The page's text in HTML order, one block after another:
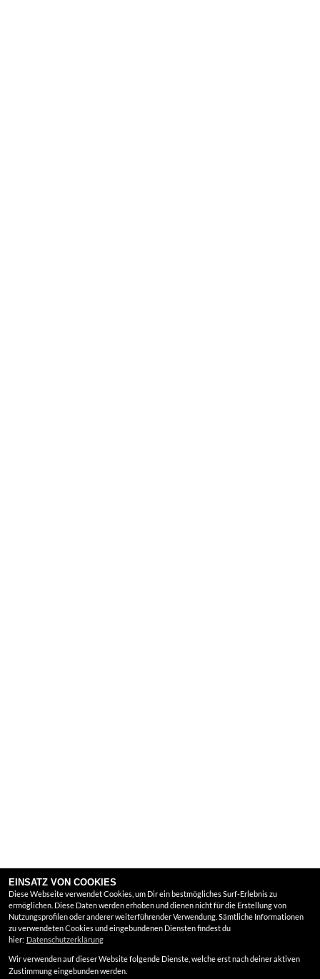
EINSATZ VON COOKIES
Diese Webseite verwendet Cookies, um Dir ein bestmögliches Surf-Erlebnis zu
ermöglichen. Diese Daten werden erhoben und dienen nicht für die Erstellung von
Nutzungsprofilen oder anderer weiterführender Verwendung. Sämtliche Informationen
zu verwendeten Cookies und eingebundenen Diensten findest du
hier: Datenschutzerklärung
Wir verwenden auf dieser Website folgende Dienste, welche erst nach deiner aktiven
Zustimmung eingebunden werden.